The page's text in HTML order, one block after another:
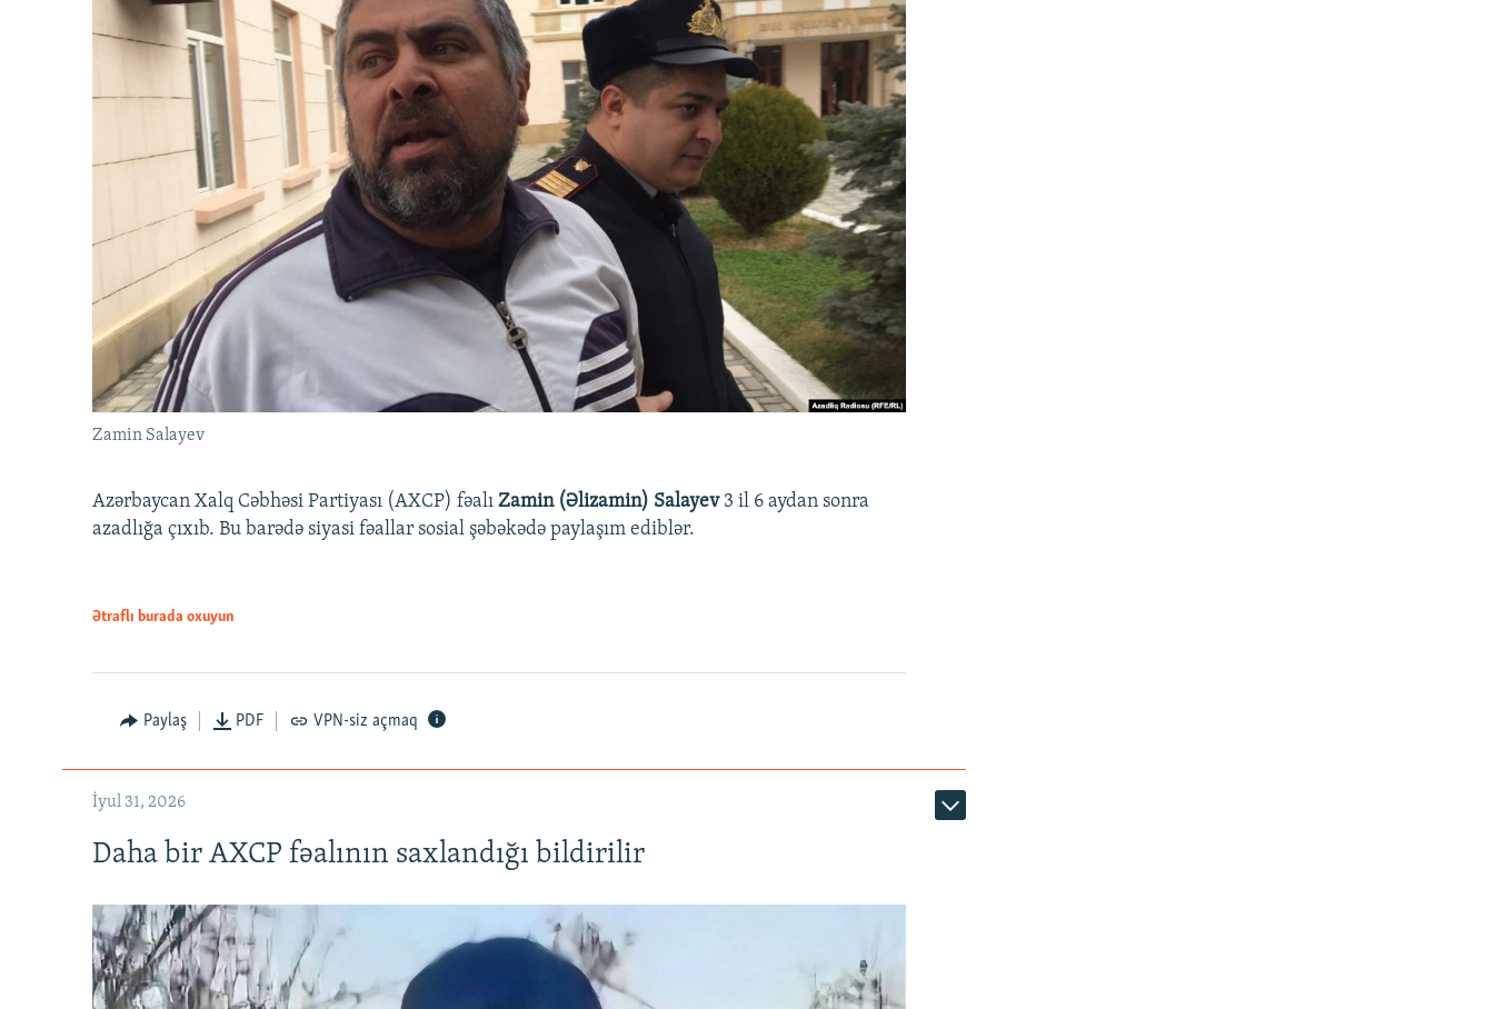
Zamin Salayev
Azərbaycan Xalq Cəbhəsi Partiyası (AXCP) fəalı Zamin (Əlizamin) Salayev 3 il 6 aydan sonra
azadlığa çıxıb. Bu barədə siyasi fəallar sosial şəbəkədə paylaşım ediblər.
Ətraflı burada oxuyun
Paylaş PDF VPN-siz açmaq
İyul 31, 2026
Daha bir AXCP fəalının saxlandığı bildirilir